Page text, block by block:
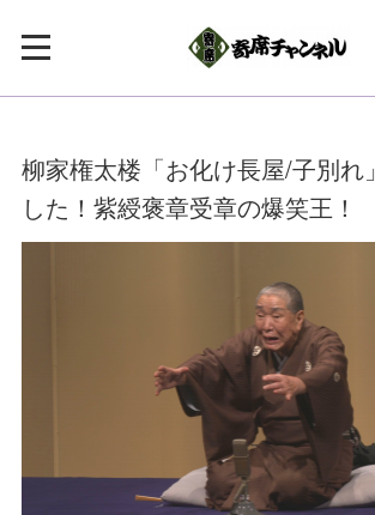
柳家権太楼「お化け長屋/子別れ
した！紫綬褒章受章の爆笑王！